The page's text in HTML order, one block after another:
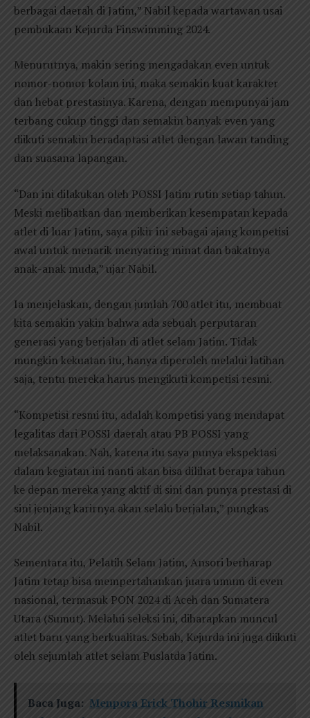
berbagai daerah di Jatim,” Nabil kepada wartawan usai
pembukaan Kejurda Finswimming 2024.
Menurutnya, makin sering mengadakan even untuk
nomor-nomor kolam ini, maka semakin kuat karakter
dan hebat prestasinya. Karena, dengan mempunyai jam
terbang cukup tinggi dan semakin banyak even yang
diikuti semakin beradaptasi atlet dengan lawan tanding
dan suasana lapangan.
“Dan ini dilakukan oleh POSSI Jatim rutin setiap tahun.
Meski melibatkan dan memberikan kesempatan kepada
atlet di luar Jatim, saya pikir ini sebagai ajang kompetisi
awal untuk menarik menyaring minat dan bakatnya
anak-anak muda,” ujar Nabil.
Ia menjelaskan, dengan jumlah 700 atlet itu, membuat
kita semakin yakin bahwa ada sebuah perputaran
generasi yang berjalan di atlet selam Jatim. Tidak
mungkin kekuatan itu, hanya diperoleh melalui latihan
saja, tentu mereka harus mengikuti kompetisi resmi.
“Kompetisi resmi itu, adalah kompetisi yang mendapat
legalitas dari POSSI daerah atau PB POSSI yang
melaksanakan. Nah, karena itu saya punya ekspektasi
dalam kegiatan ini nanti akan bisa dilihat berapa tahun
ke depan mereka yang aktif di sini dan punya prestasi di
sini jenjang karirnya akan selalu berjalan,” pungkas
Nabil.
Sementara itu, Pelatih Selam Jatim, Ansori berharap
Jatim tetap bisa mempertahankan juara umum di even
nasional, termasuk PON 2024 di Aceh dan Sumatera
Utara (Sumut). Melalui seleksi ini, diharapkan muncul
atlet baru yang berkualitas. Sebab, Kejurda ini juga diikuti
oleh sejumlah atlet selam Puslatda Jatim.
Baca Juga: Menpora Erick Thohir Resmikan